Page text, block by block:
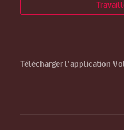
Télécharger l’application